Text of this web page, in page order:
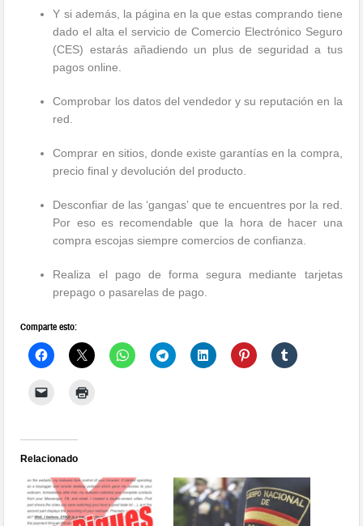
Y si además, la página en la que estas comprando tiene
dado el alta el servicio de Comercio Electrónico Seguro
(CES) estarás añadiendo un plus de seguridad a tus
pagos online.
Comprobar los datos del vendedor y su reputación en la
red.
Comprar en sitios, donde existe garantías en la compra,
precio final y devolución del producto.
Desconfiar de las ‘gangas’ que te encuentres por la red.
Por eso es recomendable que la hora de hacer una
compra escojas siempre comercios de confianza.
Realiza el pago de forma segura mediante tarjetas
prepago o pasarelas de pago.
Comparte esto:
Relacionado